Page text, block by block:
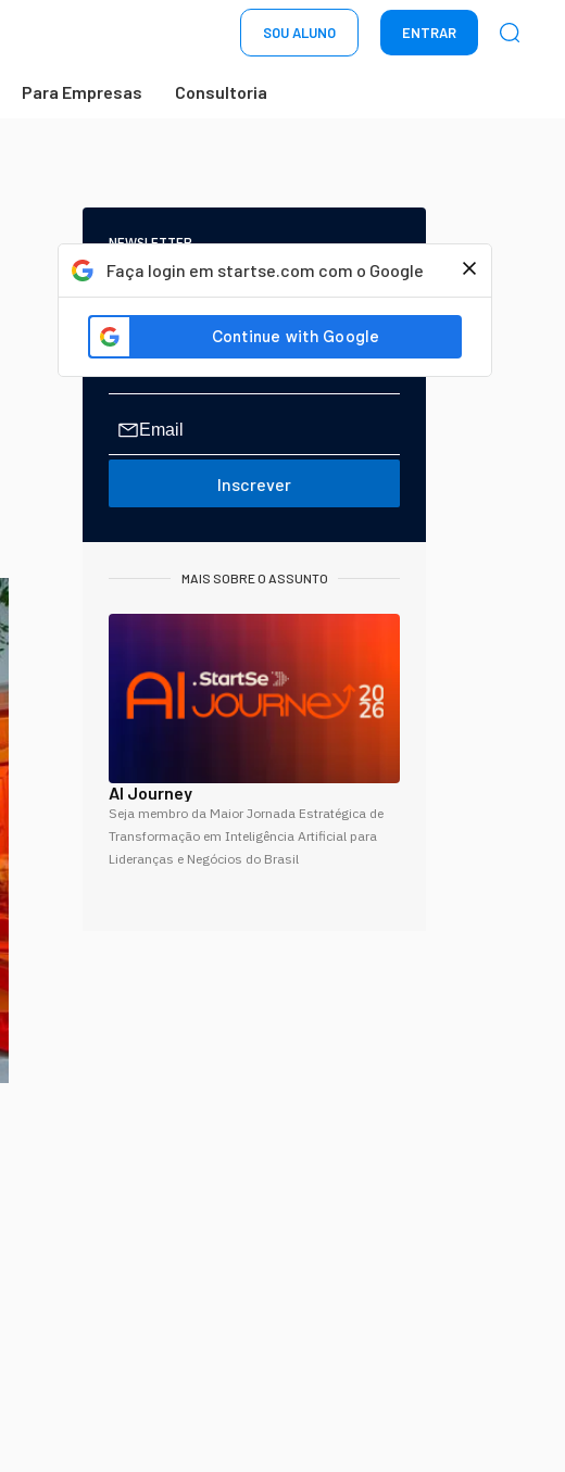
SOU ALUNO ENTRAR
Para Empresas Consultoria
Faça login em startse.com com o Google
NEWSLETTER
Start Seu dia:
A Newsletter do AGORA!
Inscrever
MAIS SOBRE O ASSUNTO
AI Journey
Seja membro da Maior Jornada Estratégica de
Transformação em Inteligência Artificial para
Lideranças e Negócios do Brasil